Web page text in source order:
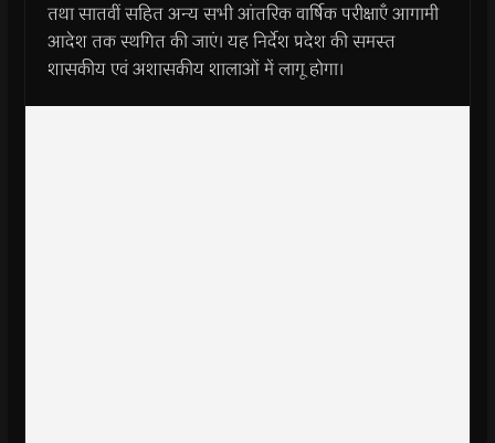
तथा सातवीं सहित अन्य सभी आंतरिक वार्षिक परीक्षाएँ आगामी
आदेश तक स्थगित की जाएं। यह निर्देश प्रदेश की समस्त
शासकीय एवं अशासकीय शालाओं में लागू होगा।